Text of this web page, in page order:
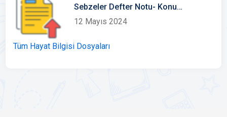
Sebzeler Defter Notu- Konu
Etkinlikleri
12 Mayıs 2024
Tüm Hayat Bilgisi Dosyaları